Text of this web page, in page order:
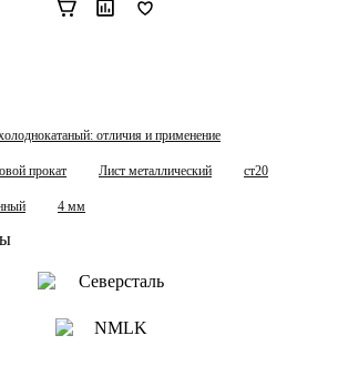
отличия и применение
прокат Лист металлический ст20
4 мм